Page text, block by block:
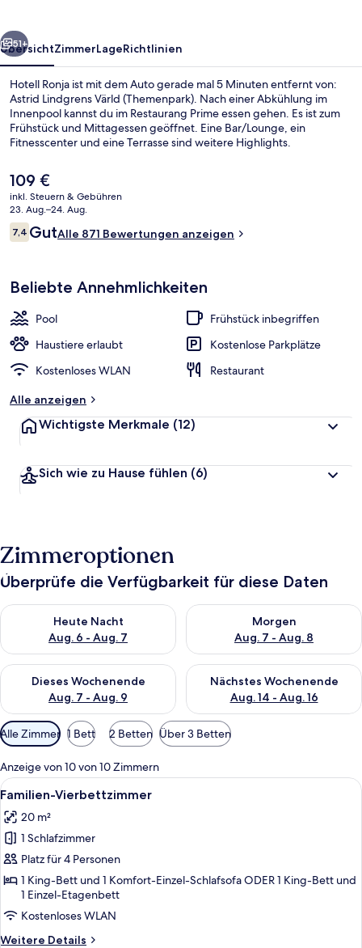
Weiter
51+
ÜbersichtZimmerLageRichtlinien
Hotell Ronja ist mit dem Auto gerade mal 5 Minuten entfernt von:
Astrid Lindgrens Värld (Themenpark). Nach einer Abkühlung im
Innenpool kannst du im Restaurang Prime essen gehen. Es ist zum
Frühstück und Mittagessen geöffnet. Eine Bar/Lounge, ein
Fitnesscenter und eine Terrasse sind weitere Highlights.
Der
aktuelle
Preis
beträgt
109 €.
109 €
inkl. Steuern & Gebühren
23. Aug.–24. Aug.
Bewertungen
7,47,4 von 10.
GutAlle 871 Bewertungen anzeigen
Beliebte Annehmlichkeiten
Pool
Frühstück inbegriffen
Haustiere erlaubt
Kostenlose Parkplätze
Kostenloses WLAN
Restaurant
Alle anzeigen
Wichtigste Merkmale (12)
Sich wie zu Hause fühlen (6)
Zimmeroptionen
Überprüfe die Verfügbarkeit für diese Daten
Heute Nacht
Aug. 6 - Aug. 7
Überprüfe die Verfügbarkeit für heute Nacht, Aug. 6 - Aug. 7.
Morgen
Aug. 7 - Aug. 8
Überprüfe die Verfügbarkeit
Dieses Wochenende
Aug. 7 - Aug. 9
Überprüfe die Verfügbarkeit für dieses Wochenende, Aug. 7
Nächstes Wochenende
Aug. 14 - Aug. 16
Überprüfe die Verfügbarkeit
Verfügbare
Filter
für
Zimmer
Alle Zimmer 1 Bett 2 Betten Über 3 Betten
Anzeige von 10 von 10 Zimmern
Alle
Fotos
für
Familien-
Vierbettzimmer
anzeigen
Ein Schlafzimmer mit einem Bett,
5
Familien-Vierbettzimmer
20 m²
1 Schlafzimmer
Platz für 4 Personen
1 King-Bett und 1 Komfort-Einzel-Schlafsofa ODER 1 King-Bett und
1 Einzel-Etagenbett
Kostenloses WLAN
Weitere Details
Weitere